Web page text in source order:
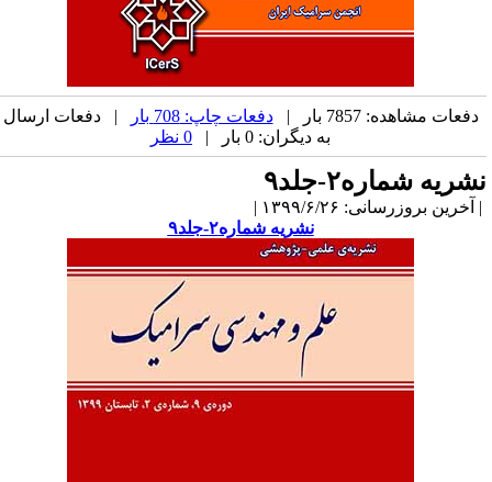
دفعات مشاهده: 7857 بار | دفعات چاپ: 708 بار
| دفعات ارسال
به دیگران: 0 بار |
شماره۲-جلد۹
بروزرسانی: ۱۳۹۹/۶/۲۶ |
نشریه شماره۲-جلد۹